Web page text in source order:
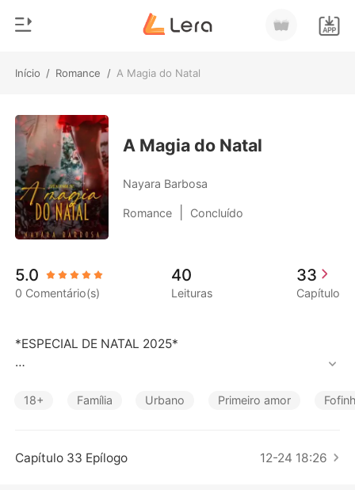
Início / Romance / A Magia do Natal
Loja
Histórico
Sair
Baixar App
Gênero
Moderno
Lobisomem
Contos
Bilionários
A Magia do Natal
Nayara Barbosa
Romance Concluído
5.0
0 Comentário(s)
40
Leituras
33
Capítulo
*ESPECIAL DE NATAL 2025*
cesas, biscoitos de gengibre e luzes piscando, ela ajud
18+ Família Urbano Primeiro amor
Capítulo 33 Epílogo 12-24 18:26